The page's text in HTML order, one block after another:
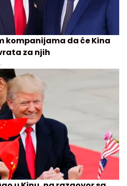
kompanijama da će Kina
za njih